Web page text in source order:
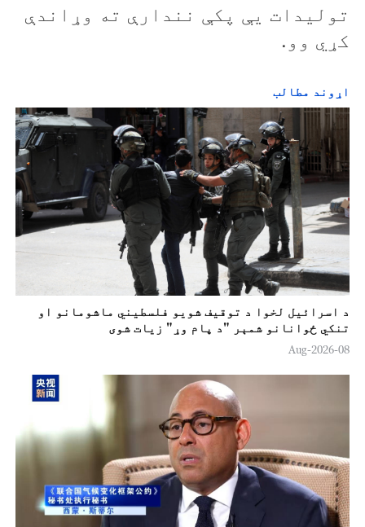
توليدات يې پکې نندارې ته وړاندې
کړي وو.
اړوند مطالب
د اسرائيل لخوا د توقيف شویو فلسطیني ماشومانو او
تنکي ځوانانو شمېر "د پام وړ" زیات شوی
08-Aug-2026